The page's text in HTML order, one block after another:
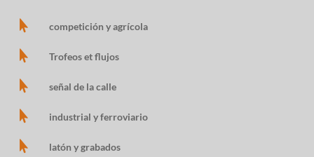
 competición y agrícola
 Trofeos et flujos
 señal de la calle
 industrial y ferroviario
 latón y grabados